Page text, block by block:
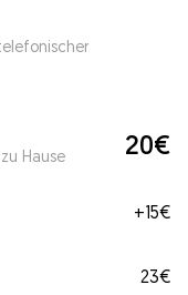
Hause 20€
+15€
23€